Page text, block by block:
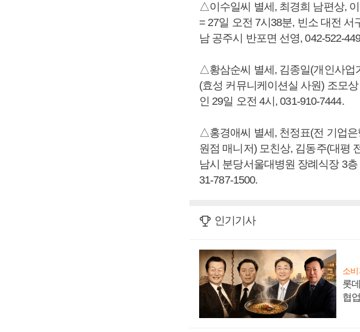
△이수일씨 별세, 최경희 남편상,
= 27일 오전 7시38분, 빈소 대전
남 공주시 반포면 선영, 042-522-
△황삼순씨 별세, 김종일(개인사업
(효성 커뮤니케이션실 사원) 조모
인 29일 오전 4시, 031-910-7444.
△홍경애씨 별세, 천정표(전 기업
원점 매니저) 모친상, 김동주(대평
남시 분당서울대병원 장례식장 3
31-787-1500.
인기기사
소비
롯
협